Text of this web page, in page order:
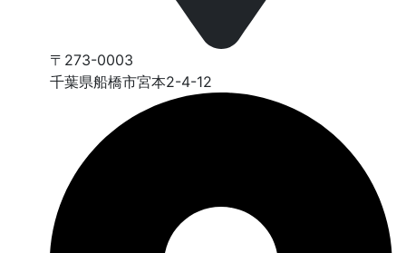
〒273-0003
千葉県船橋市宮本2-4-12